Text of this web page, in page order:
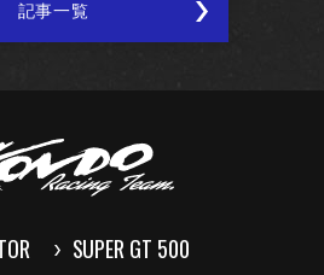
記事一覧
SUPER GT 500